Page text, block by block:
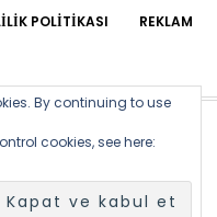
POLITIKASI
REKLAM
arsizsanat.com ekibine
bir web sitesinde izinsiz
By continuing to use
cookies, see here: